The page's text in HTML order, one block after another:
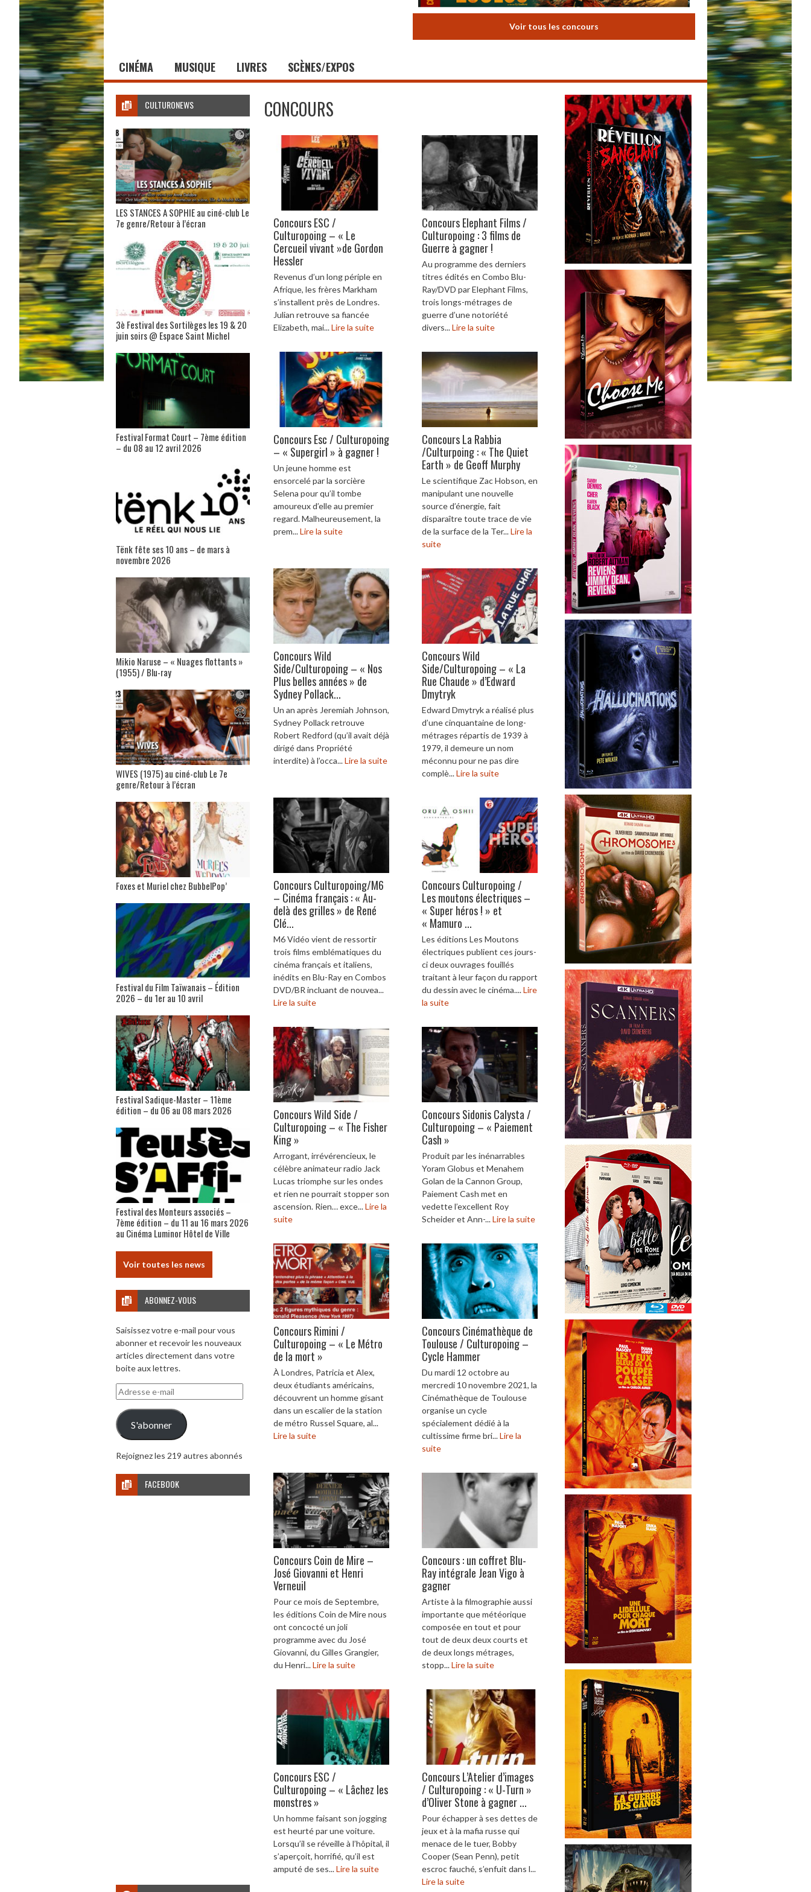
Voir tous les concours
CINÉMA MUSIQUE LIVRES SCÈNES/EXPOS
CONCOURS
Concours ESC /
Culturopoing – « Le
Cercueil vivant »de Gordon
Hessler
Revenus d’un long périple en
Afrique, les frères Markham
s’installent près de Londres.
Julian retrouve sa fiancée
Elizabeth, mai...Lire la suite
Concours Elephant Films /
Culturopoing : 3 films de
Guerre à gagner !
Au programme des derniers
titres édités en Combo Blu-
Ray/DVD par Elephant Films,
trois longs-métrages de
guerre d’une notoriété
divers...Lire la suite
Concours Esc / Culturopoing
– « Supergirl » à gagner !
Un jeune homme est
ensorcelé par la sorcière
Selena pour qu’il tombe
amoureux d’elle au premier
regard. Malheureusement, la
prem...Lire la suite
Concours La Rabbia
/Culturpoing : « The Quiet
Earth » de Geoff Murphy
Le scientifique Zac Hobson, en
manipulant une nouvelle
source d’énergie, fait
disparaître toute trace de vie
de la surface de la Ter...Lire la
suite
Concours Wild
Side/Culturopoing – « Nos
Plus belles années » de
Sydney Pollack...
Un an après Jeremiah Johnson,
Sydney Pollack retrouve
Robert Redford (qu’il avait déjà
dirigé dans Propriété
interdite) à l’occa...Lire la suite
Concours Wild
Side/Culturopoing – « La
Rue Chaude » d’Edward
Dmytryk
Edward Dmytryk a réalisé plus
d’une cinquantaine de long-
métrages répartis de 1939 à
1979, il demeure un nom
méconnu pour ne pas dire
complè...Lire la suite
Concours Culturopoing/M6
– Cinéma français : « Au-
delà des grilles » de René
Clé...
M6 Vidéo vient de ressortir
trois films emblématiques du
cinéma français et italiens,
inédits en Blu-Ray en Combos
DVD/BR incluant de nouvea...
Lire la suite
Concours Culturopoing /
Les moutons électriques –
« Super héros ! » et
« Mamuro ...
Les éditions Les Moutons
électriques publient ces jours-
ci deux ouvrages fouillés
traitant à leur façon du rapport
du dessin avec le cinéma....Lire
la suite
Concours Wild Side /
Culturopoing – « The Fisher
King »
Arrogant, irrévérencieux, le
célèbre animateur radio Jack
Lucas triomphe sur les ondes
et rien ne pourrait stopper son
ascension. Rien… exce...Lire la
suite
Concours Sidonis Calysta /
Culturopoing – « Paiement
Cash »
Produit par les inénarrables
Yoram Globus et Menahem
Golan de la Cannon Group,
Paiement Cash met en
vedette l’excellent Roy
Scheider et Ann-...Lire la suite
Concours Rimini /
Culturopoing – « Le Métro
de la mort »
À Londres, Patricia et Alex,
deux étudiants américains,
découvrent un homme gisant
dans un escalier de la station
de métro Russel Square, al...
Lire la suite
Concours Cinémathèque de
Toulouse / Culturopoing –
Cycle Hammer
Du mardi 12 octobre au
mercredi 10 novembre 2021, la
Cinémathèque de Toulouse
organise un cycle
spécialement dédié à la
cultissime firme bri...Lire la
suite
Concours Coin de Mire –
José Giovanni et Henri
Verneuil
Pour ce mois de Septembre,
les éditions Coin de Mire nous
ont concocté un joli
programme avec du José
Giovanni, du Gilles Grangier,
du Henri...Lire la suite
Concours : un coffret Blu-
Ray intégrale Jean Vigo à
gagner
Artiste à la filmographie aussi
importante que météorique
composée en tout et pour
tout de deux deux courts et
de deux longs métrages,
stopp...Lire la suite
Concours ESC /
Culturopoing – « Lâchez les
monstres »
Un homme faisant son jogging
est heurté par une voiture.
Lorsqu’il se réveille à l’hôpital, il
s’aperçoit, horrifié, qu’il est
amputé de ses...Lire la suite
Concours L’Atelier d’images
/ Culturopoing : « U-Turn »
d’Oliver Stone à gagner ...
Pour échapper à ses dettes de
jeux et à la mafia russe qui
menace de le tuer, Bobby
Cooper (Sean Penn), petit
escroc fauché, s’enfuit dans l...
Lire la suite
CULTURONEWS
LES STANCES A SOPHIE au ciné-club Le
7e genre/Retour à l’écran
3è Festival des Sortilèges les 19 & 20
juin soirs @ Espace Saint Michel
Festival Format Court – 7ème édition
– du 08 au 12 avril 2026
Tënk fête ses 10 ans – de mars à
novembre 2026
Mikio Naruse – « Nuages flottants »
(1955) / Blu-ray
WIVES (1975) au ciné-club Le 7e
genre/Retour à l’écran
Foxes et Muriel chez BubbelPop’
Festival du Film Taïwanais – Édition
2026 – du 1er au 10 avril
Festival Sadique-Master – 11ème
édition – du 06 au 08 mars 2026
Festival des Monteurs associés –
7ème édition – du 11 au 16 mars 2026
au Cinéma Luminor Hôtel de Ville
Voir toutes les news
ABONNEZ-VOUS
Saisissez votre e-mail pour vous
abonner et recevoir les nouveaux
articles directement dans votre
boite aux lettres.
Adresse
e-
mail
S'abonner
Rejoignez les 219 autres abonnés
FACEBOOK